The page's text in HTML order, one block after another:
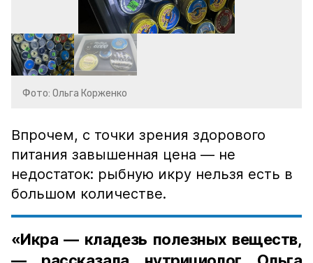
Фото: Ольга Корженко
Впрочем, с точки зрения здорового
питания завышенная цена — не
недостаток: рыбную икру нельзя есть в
большом количестве.
«Икра — кладезь полезных веществ,